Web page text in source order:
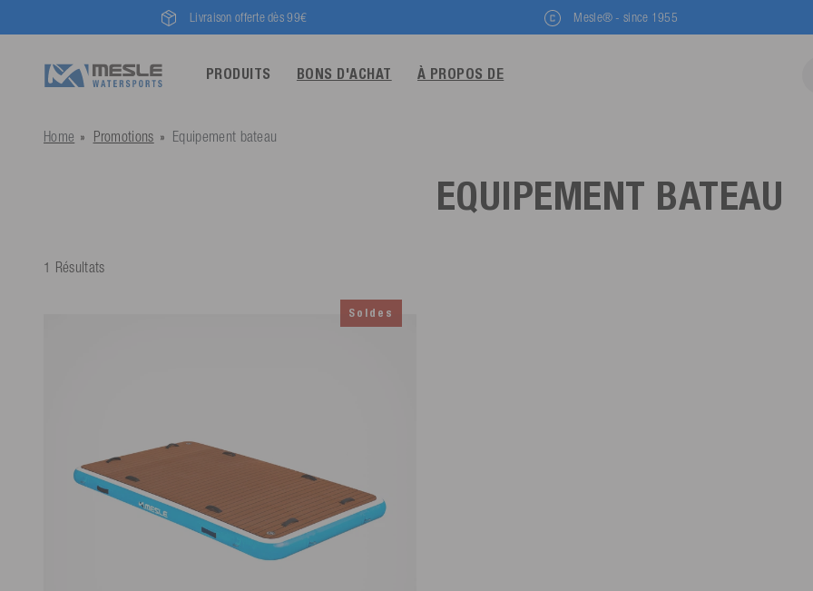
Livraison offerte dès 99€ Mesle® - since 1955
PRODUITS BONS D'ACHAT À PROPOS DE
Home Promotions Equipement bateau
EQUIPEMENT BATEAU
1 Résultats
Soldes